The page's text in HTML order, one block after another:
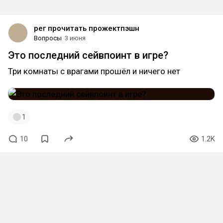
рег прочитать прожектпэшн
Вопросы 3 июня
Это последний сейвпоинт в игре?
Три комнаты с врагами прошёл и ничего нет
1
10 1.2K